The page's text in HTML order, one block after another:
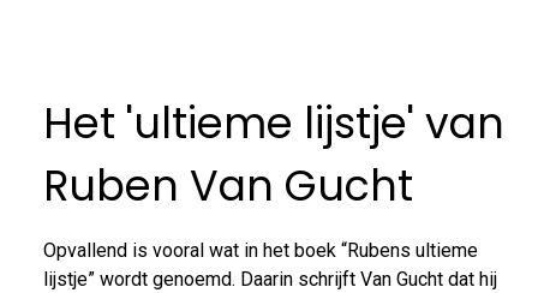
Het 'ultieme lijstje' van
Ruben Van Gucht
Opvallend is vooral wat in het boek “Rubens ultieme
lijstje” wordt genoemd. Daarin schrijft Van Gucht dat hij